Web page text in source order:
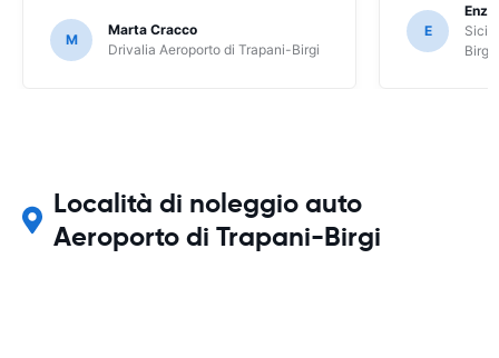
M
Marta Cracco
Drivalia Aeroporto di Trapani-Birgi
E
Birgi
Località di noleggio auto
Aeroporto di Trapani-Birgi